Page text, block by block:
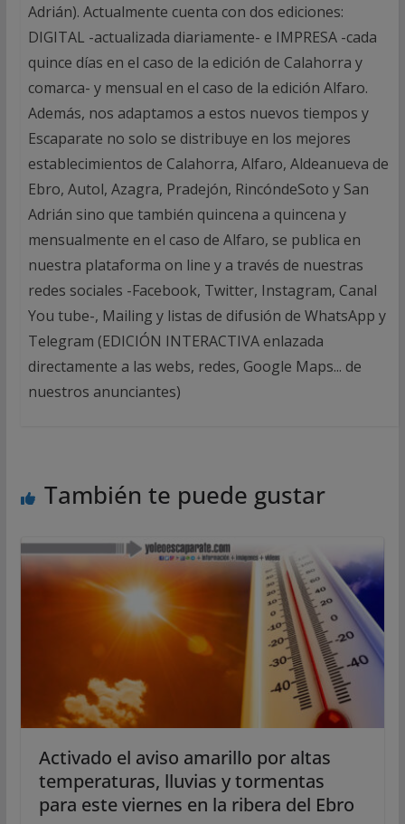
Adrián). Actualmente cuenta con dos ediciones:
DIGITAL -actualizada diariamente- e IMPRESA -cada
quince días en el caso de la edición de Calahorra y
comarca- y mensual en el caso de la edición Alfaro.
Además, nos adaptamos a estos nuevos tiempos y
Escaparate no solo se distribuye en los mejores
establecimientos de Calahorra, Alfaro, Aldeanueva de
Ebro, Autol, Azagra, Pradejón, RincóndeSoto y San
Adrián sino que también quincena a quincena y
mensualmente en el caso de Alfaro, se publica en
nuestra plataforma on line y a través de nuestras
redes sociales -Facebook, Twitter, Instagram, Canal
You tube-, Mailing y listas de difusión de WhatsApp y
Telegram (EDICIÓN INTERACTIVA enlazada
directamente a las webs, redes, Google Maps... de
nuestros anunciantes)
También te puede gustar
Activado el aviso amarillo por altas
temperaturas, lluvias y tormentas
para este viernes en la ribera del Ebro